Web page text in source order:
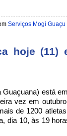
Serviços Mogi Guaçu
hoje (11)
está
vez em
de 1200
dia 10, às 19